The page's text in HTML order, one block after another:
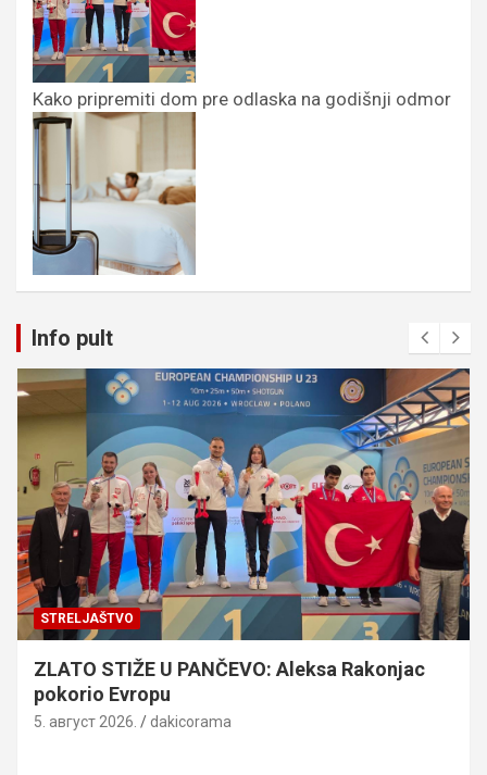
Kako pripremiti dom pre odlaska na godišnji odmor
Info pult
STRELJAŠTVO
ZLATO STIŽE U PANČEVO: Aleksa Rakonjac
pokorio Evropu
5. август 2026. dakicorama